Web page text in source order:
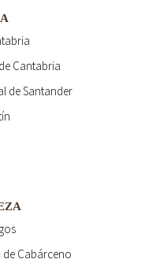
Cantabria
de Santander
de Cabárceno